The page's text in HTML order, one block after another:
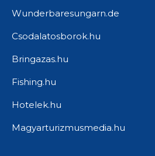
Wunderbaresungarn.de
Csodalatosborok.hu
Bringazas.hu
Fishing.hu
Hotelek.hu
Magyarturizmusmedia.hu